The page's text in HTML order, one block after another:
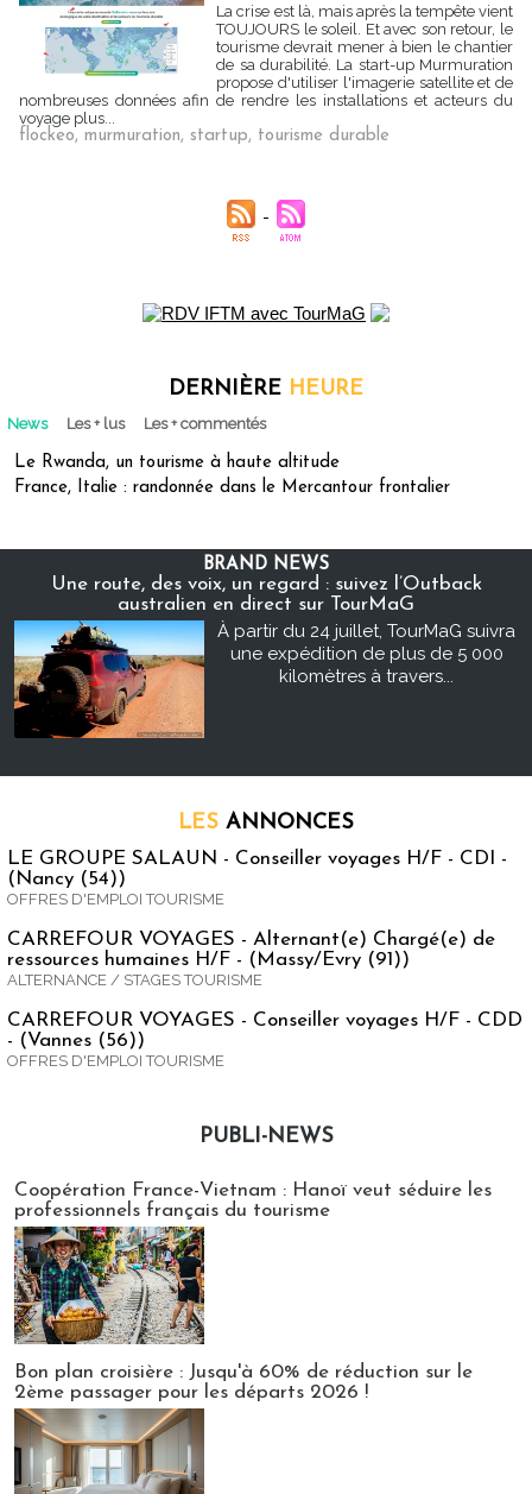
La crise est là, mais après la tempête vient
TOUJOURS le soleil. Et avec son retour, le
tourisme devrait mener à bien le chantier
de sa durabilité. La start-up Murmuration
propose d'utiliser l'imagerie satellite et de
nombreuses données afin de rendre les installations et acteurs du
voyage plus...
flockeo, murmuration, startup, tourisme durable
DERNIÈRE HEURE
News Les + lus Les + commentés
Le Rwanda, un tourisme à haute altitude
France, Italie : randonnée dans le Mercantour frontalier
BRAND NEWS
Une route, des voix, un regard : suivez l’Outback
australien en direct sur TourMaG
À partir du 24 juillet, TourMaG suivra
une expédition de plus de 5 000
kilomètres à travers...
LES ANNONCES
LE GROUPE SALAUN - Conseiller voyages H/F - CDI -
(Nancy (54))
OFFRES D'EMPLOI TOURISME
CARREFOUR VOYAGES - Alternant(e) Chargé(e) de
ressources humaines H/F - (Massy/Evry (91))
ALTERNANCE / STAGES TOURISME
CARREFOUR VOYAGES - Conseiller voyages H/F - CDD
- (Vannes (56))
OFFRES D'EMPLOI TOURISME
PUBLI-NEWS
Coopération France-Vietnam : Hanoï veut séduire les
professionnels français du tourisme
Bon plan croisière : Jusqu'à 60% de réduction sur le
2ème passager pour les départs 2026 !